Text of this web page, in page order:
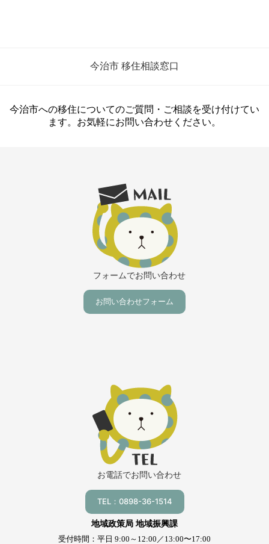
今治市 移住相談窓口
今治市への移住についてのご質問・ご相談を受け付けてい
ます。お気軽にお問い合わせください。
フォームでお問い合わせ
お問い合わせフォーム
お電話でお問い合わせ
TEL：0898-36-1514
地域政策局 地域振興課
受付時間：平日 9:00～12:00／13:00〜17:00